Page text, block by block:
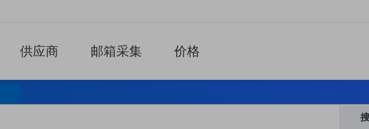
供应商 邮箱采集 价格